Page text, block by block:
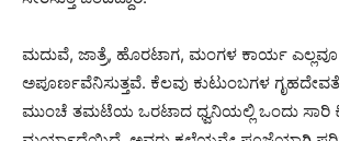
ಮದುವೆ, ಜಾತ್ರೆ, ಹೊರಟಾಗ, ಮಂಗಳ ಕಾರ್ಯ
ಅಪೂರ್ಣವೆನಿಸುತ್ತವೆ. ಕೆಲವು ಕುಟುಂಬಗಳ
ಮುಂಚೆ ತಮಟೆಯ ಒರಟಾದ ಧ್ವನಿಯಲ್ಲಿ ಒಂದು ಸಾರಿ